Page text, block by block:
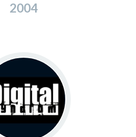
2004